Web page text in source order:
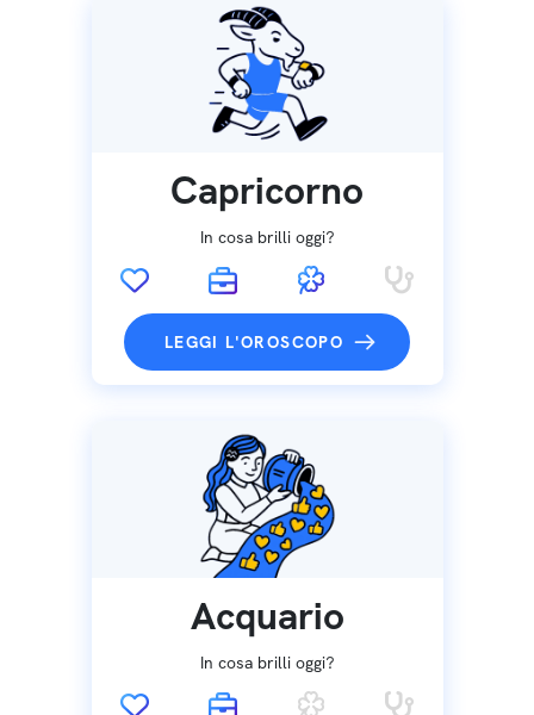
Capricorno
In cosa brilli oggi?
LEGGI L'OROSCOPO
Acquario
In cosa brilli oggi?